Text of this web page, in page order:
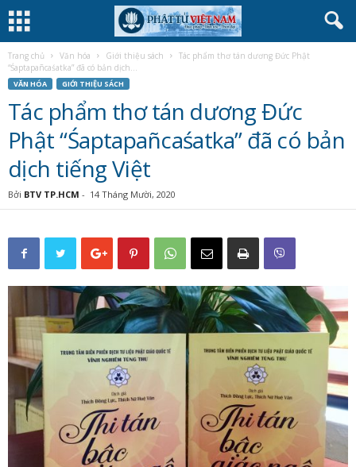
Trang chủ Văn hóa Giới thiệu sách
Tác phẩm thơ tán dương Đức Phật
“Śaptapañcaśatka” đã có bản dịch...
VĂN HÓA GIỚI THIỆU SÁCH
Tác phẩm thơ tán dương Đức
Phật “Śaptapañcaśatka” đã có bản
dịch tiếng Việt
Bởi BTV TP.HCM - 14 Tháng Mười, 2020